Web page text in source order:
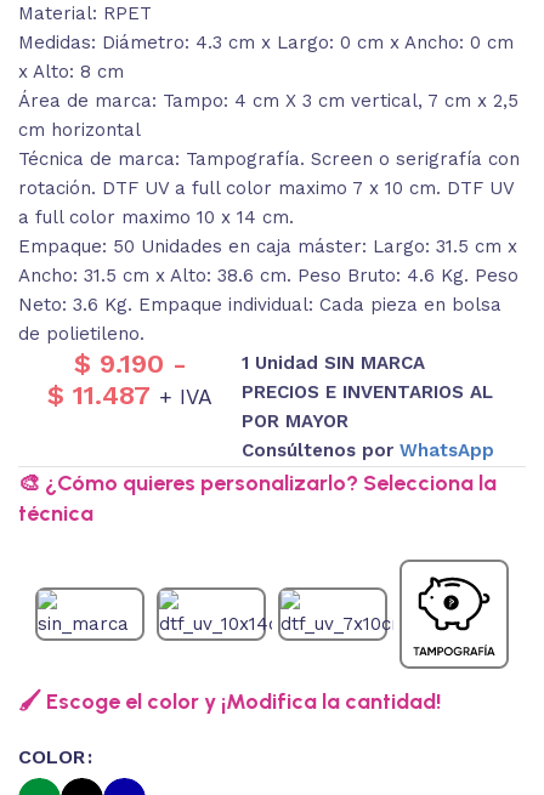
Material: RPET
Medidas: Diámetro: 4.3 cm x Largo: 0 cm x Ancho: 0 cm
x Alto: 8 cm
Área de marca: Tampo: 4 cm X 3 cm vertical, 7 cm x 2,5
cm horizontal
Técnica de marca: Tampografía. Screen o serigrafía con
rotación. DTF UV a full color maximo 7 x 10 cm. DTF UV
a full color maximo 10 x 14 cm.
Empaque: 50 Unidades en caja máster: Largo: 31.5 cm x
Ancho: 31.5 cm x Alto: 38.6 cm. Peso Bruto: 4.6 Kg. Peso
Neto: 3.6 Kg. Empaque individual: Cada pieza en bolsa
de polietileno.
$ 9.190 -
$ 11.487 + IVA
1 Unidad SIN MARCA
PRECIOS E INVENTARIOS AL
POR MAYOR
Consúltenos porWhatsApp
🎨 ¿Cómo quieres personalizarlo? Selecciona la
técnica
🖌️ Escoge el color y ¡Modifica la cantidad!
COLOR